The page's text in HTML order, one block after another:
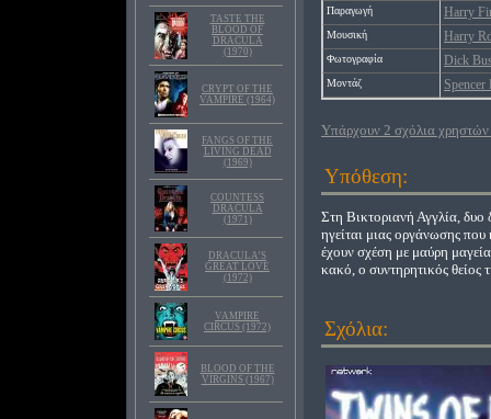
TASTE THE
BLOOD OF
DRACULA
(1970)
CRYPT OF THE
VAMPIRE (1964)
FANGS OF THE
LIVING DEAD
(1969)
COUNTESS
DRACULA
(1971)
DRACULA’S
GREAT LOVE
(1972)
VAMPIRE
CIRCUS (1972)
BLOOD OF THE
VIRGINS (1967)
Παραγωγή Harry
Μουσική Harry
Φωτογραφία Dick
Μοντάζ Spencer
Υπάρχουν 2 σχόλια χρηστών
Υπόθεση:
Στη Βικτοριανή Αγγλία, δυο
ηγείται μιας οργάνωσης που
έχουν σχέση με μαύρη
κακό, ο συντηρητικός θείος
Σχόλια: